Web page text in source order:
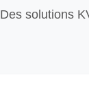
Des solutions